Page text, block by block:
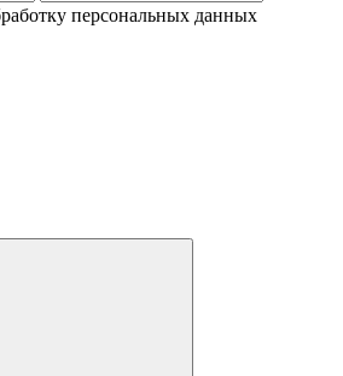
персональных данных